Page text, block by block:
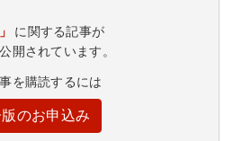
に関する記事が
開されています。
を購読するには
のお申込み